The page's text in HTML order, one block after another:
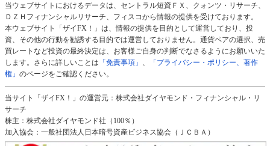
当ウェブサイトにおけるデータは、セントラル短資ＦＸ、クォンツ・リサーチ、
ＤＺＨフィナンシャルリサーチ、フィスコから情報の提供を受けております。
本ウェブサイト「ザイFX！」は、情報の提供を目的として運営しており、投
資、その他の行動を勧誘する目的では運営しておりません。通貨ペアの選択、売
買レートなど投資の最終決定は、お客様ご自身の判断でなさるようにお願いいた
します。さらに詳しいことは 「免責事項」
「プライバシー・ポリシー、著作
権」 のページをご確認ください。
当サイト「ザイFX！」の運営元：株式会社ダイヤモンド・フィナンシャル・リ
サーチ
株主：株式会社ダイヤモンド社（100％）
加入協会：一般社団法人日本暗号資産ビジネス協会（ＪＣＢＡ）